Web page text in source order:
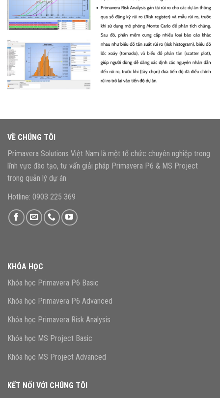
VỀ CHÚNG TÔI
Primavera Solutions Việt Nam là một tổ chức chuyên nghiệp trong
lĩnh vực đào tạo, tư vấn giải pháp Primavera P6 & MS Project
trong quản lý dự án
Hotline: 0903 225 369
KHÓA HỌC
Khóa học Primavera P6 Basic
Khóa học Primavera P6 Advanced
Khóa học Primavera Risk Analysis
Khóa học MS Project Basic
Khóa học MS Project Advanced
KẾT NỐI VỚI CHÚNG TÔI